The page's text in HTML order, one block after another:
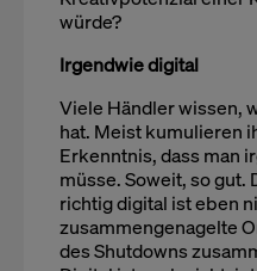
würde?
Irgendwie digital
Viele Händler wissen,
hat. Meist kumulieren
Erkenntnis, dass man
müsse. Soweit, so gut.
richtig digital ist eben
zusammengenagelte
des Shutdowns